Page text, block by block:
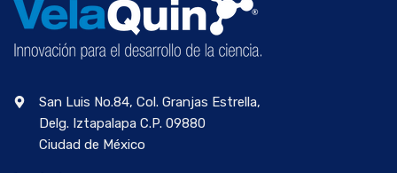
San Luis No.84, Col. Granjas Estrella,
Delg. Iztapalapa C.P. 09880
Ciudad de México